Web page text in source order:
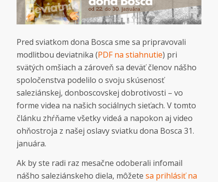
Pred sviatkom dona Bosca sme sa pripravovali
modlitbou deviatnika (PDF na stiahnutie) pri
svätých omšiach a zároveň sa deväť členov nášho
spoločenstva podelilo o svoju skúsenosť
saleziánskej, donboscovskej dobrotivosti – vo
forme videa na našich sociálnych sieťach. V tomto
článku zhŕňame všetky videá a napokon aj video
ohňostroja z našej oslavy sviatku dona Bosca 31.
januára.
Ak by ste radi raz mesačne odoberali infomail
nášho saleziánskeho diela, môžete sa prihlásiť na